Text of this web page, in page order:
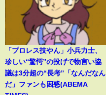
「プロレス技やん」小兵力士、
珍しい“驚愕”の投げで物言い協
議は3分超の“長考”「なんだなん
だ」ファンも困惑(ABEMA